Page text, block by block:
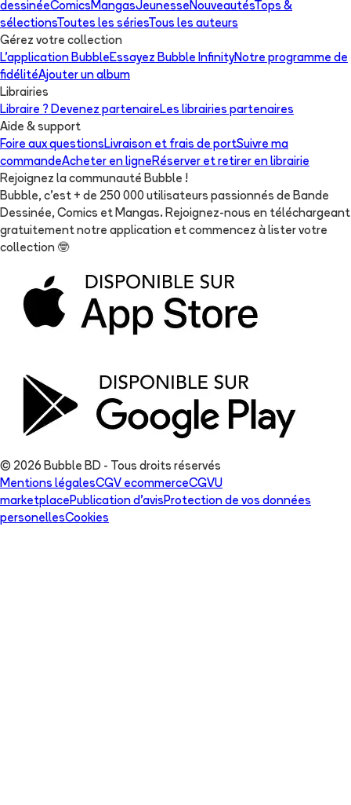
dessinéeComicsMangasJeunesseNouveautésTops &
sélectionsToutes les sériesTous les auteurs
Gérez votre collection
L'application BubbleEssayez Bubble InfinityNotre programme de
fidélitéAjouter un album
Librairies
Libraire ? Devenez partenaireLes librairies partenaires
Aide & support
Foire aux questionsLivraison et frais de portSuivre ma
commandeAcheter en ligneRéserver et retirer en librairie
Rejoignez la communauté Bubble !
Bubble, c'est + de 250 000 utilisateurs passionnés de Bande
Dessinée, Comics et Mangas. Rejoignez-nous en téléchargeant
gratuitement notre application et commencez à lister votre
collection 🤓
© 2026 Bubble BD - Tous droits réservés
Mentions légalesCGV ecommerceCGVU
marketplacePublication d'avisProtection de vos données
personellesCookies